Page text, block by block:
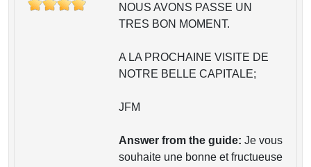
NOUS AVONS PASSE UN
TRES BON MOMENT.
A LA PROCHAINE VISITE DE
NOTRE BELLE CAPITALE;
JFM
Answer from the guide: Je vous
souhaite une bonne et fructueuse